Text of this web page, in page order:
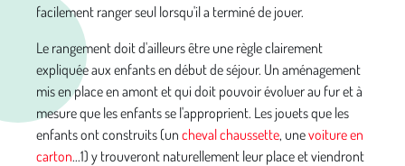
facilement ranger seul lorsqu'il a terminé de jouer.
Le rangement doit d'ailleurs être une règle clairement
expliquée aux enfants en début de séjour. Un aménagement
mis en place en amont et qui doit pouvoir évoluer au fur et à
mesure que les enfants se l'approprient. Les jouets que les
enfants ont construits (un cheval chaussette, unevoiture en
carton...1) y trouveront naturellement leur place et viendront